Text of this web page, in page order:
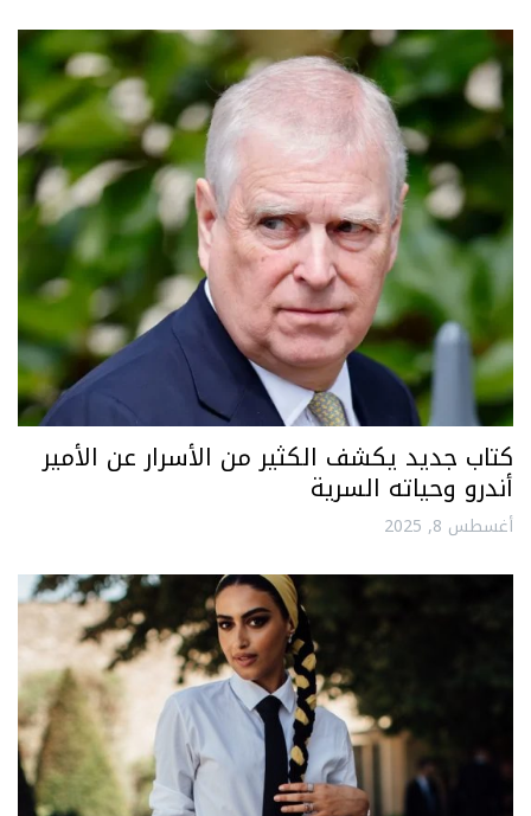
كتاب جديد يكشف الكثير من الأسرار عن الأمير
أندرو وحياته السرية
أغسطس 8, 2025